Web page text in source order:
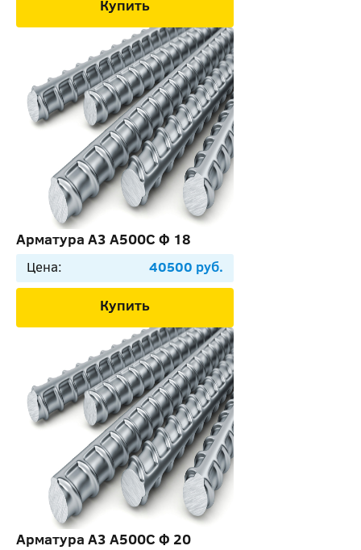
Купить
Арматура А3 А500С Ф 18
Цена: 40500 руб.
Купить
Арматура А3 А500С Ф 20